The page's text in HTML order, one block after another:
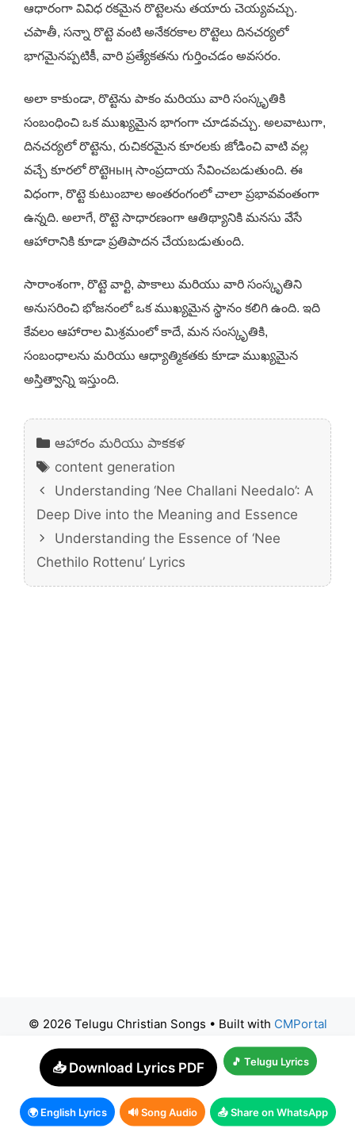
ఆధారంగా వివిధ రకమైన రొట్టెలను తయారు చెయ్యవచ్చు.
చపాతీ, సన్నా రొట్టె వంటి అనేకరకాల రొట్టెలు దినచర్యలో
భాగమైనప్పటికీ, వారి ప్రత్యేకతను గుర్తించడం అవసరం.
అలా కాకుండా, రొట్టెను పాకం మరియు వారి సంస్కృతికి
సంబంధించి ఒక ముఖ్యమైన భాగంగా చూడవచ్చు. అలవాటుగా,
దినచర్యలో రొట్టెను, రుచికరమైన కూరలకు జోడించి వాటి వల్ల
వచ్చే కూరలో రొట్టెның సాంప్రదాయ సేవించబడుతుంది. ఈ
విధంగా, రొట్టె కుటుంబాల అంతరంగంలో చాలా ప్రభావవంతంగా
ఉన్నది. అలాగే, రొట్టె సాధారణంగా ఆతిథ్యానికి మనసు వేసే
ఆహారానికి కూడా ప్రతిపాదన చేయబడుతుంది.
సారాంశంగా, రొట్టె వార్టి, పాకాలు మరియు వారి సంస్కృతిని
అనుసరించి భోజనంలో ఒక ముఖ్యమైన స్థానం కలిగి ఉంది. ఇది
కేవలం ఆహారాల మిశ్రమంలో కాదే, మన సంస్కృతికి,
సంబంధాలను మరియు ఆధ్యాత్మికతకు కూడా ముఖ్యమైన
అస్తిత్వాన్ని ఇస్తుంది.
Categories
ఆహారం మరియు పాకకళ
Tags
content generation
Understanding ‘Nee Challani Needalo’: A
Deep Dive into the Meaning and Essence
Understanding the Essence of ‘Nee
Chethilo Rottenu’ Lyrics
© 2026 Telugu Christian Songs • Built with CMPortal
📥 Download Lyrics PDF 🎵 Telugu Lyrics
🌍 English Lyrics 🔊 Song Audio 📤 Share on WhatsApp